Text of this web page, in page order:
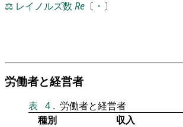
⚖️ レイノルズ数 Re 〔 ・ 〕
労働者と経営者
表 4 . 労働者と経営者
種別
収入